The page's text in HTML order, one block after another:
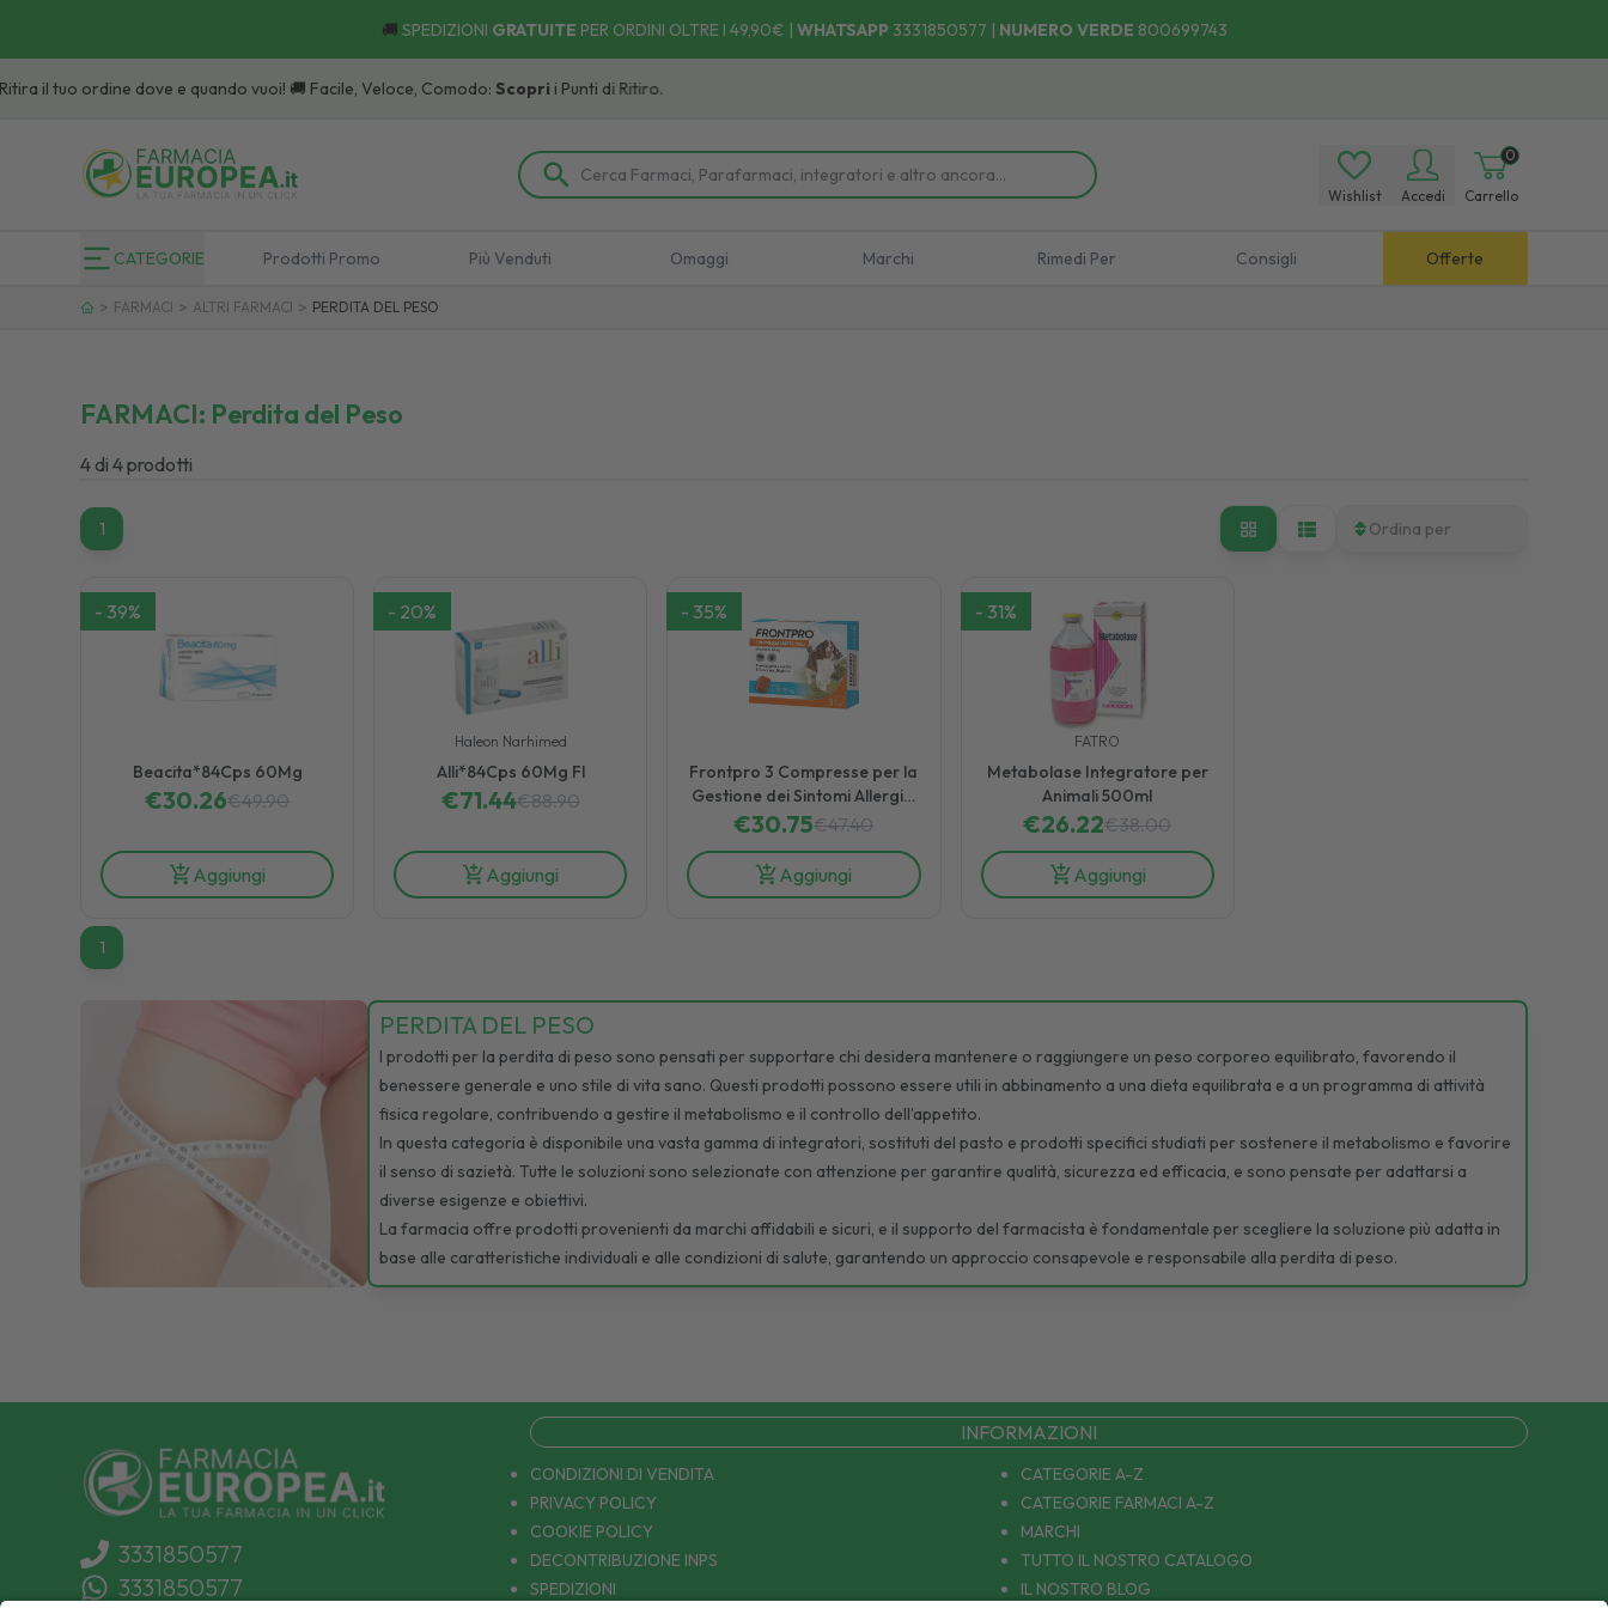
🚚 SPEDIZIONI GRATUITE PER ORDINI OLTRE I 49,90€ | WHATSAPP 3331850577 | NUMERO VERDE 800699743
il tuo ordine dove e quando vuoi! 🚚 Facile, Veloce, Comodo:Scoprii Punti di Ritiro.
Wishlist Accedi
0
Carrello
CATEGORIE Prodotti Promo Più Venduti Omaggi Marchi Rimedi Per Consigli Offerte
> FARMACI > ALTRI FARMACI > PERDITA DEL PESO
FARMACI: Perdita del Peso
4 di 4prodotti
11 Ordina per
- 39%
Beacita*84Cps 60Mg
€30.26€49.90
Aggiungi
- 20%
Haleon Narhimed
Alli*84Cps 60Mg Fl
€71.44€88.90
Aggiungi
- 35%
Frontpro 3 Compresse per la
Gestione dei Sintomi Allergici
nei Cani
€30.75€47.40
Aggiungi
- 31%
FATRO
Metabolase Integratore per
Animali 500ml
€26.22€38.00
Aggiungi
11
PERDITA DEL PESO
I prodotti per la perdita di peso sono pensati per supportare chi desidera mantenere o raggiungere un peso corporeo equilibrato, favorendo il
benessere generale e uno stile di vita sano. Questi prodotti possono essere utili in abbinamento a una dieta equilibrata e a un programma di attività
fisica regolare, contribuendo a gestire il metabolismo e il controllo dell’appetito.
In questa categoria è disponibile una vasta gamma di integratori, sostituti del pasto e prodotti specifici studiati per sostenere il metabolismo e favorire
il senso di sazietà. Tutte le soluzioni sono selezionate con attenzione per garantire qualità, sicurezza ed efficacia, e sono pensate per adattarsi a
diverse esigenze e obiettivi.
La farmacia offre prodotti provenienti da marchi affidabili e sicuri, e il supporto del farmacista è fondamentale per scegliere la soluzione più adatta in
base alle caratteristiche individuali e alle condizioni di salute, garantendo un approccio consapevole e responsabile alla perdita di peso.
3331850577
3331850577
INFORMAZIONI
CONDIZIONI DI VENDITA
PRIVACY POLICY
COOKIE POLICY
DECONTRIBUZIONE INPS
SPEDIZIONI
CATEGORIE A-Z
CATEGORIE FARMACI A-Z
MARCHI
TUTTO IL NOSTRO CATALOGO
IL NOSTRO BLOG